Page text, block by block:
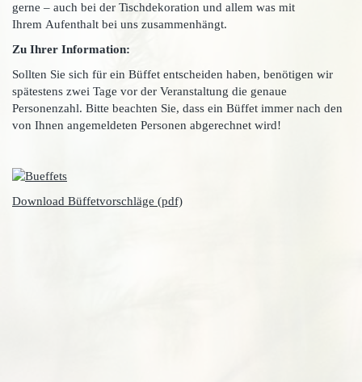
gerne – auch bei der Tischdekoration und allem was mit
Ihrem Aufenthalt bei uns zusammenhängt.
Zu Ihrer Information:
Sollten Sie sich für ein Büffet entscheiden haben, benötigen wir
spätestens zwei Tage vor der Veranstaltung die genaue
Personenzahl. Bitte beachten Sie, dass ein Büffet immer nach den
von Ihnen angemeldeten Personen abgerechnet wird!
Download Büffetvorschläge (pdf)